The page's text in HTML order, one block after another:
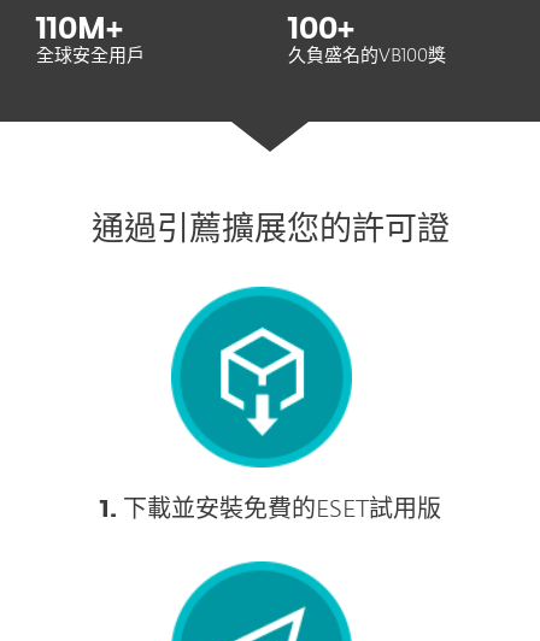
110 M+
全球安全用戶
100+
久負盛名的VB100獎
通過引薦擴展您的許可證
1. 下載並安裝免費的ESET試用版